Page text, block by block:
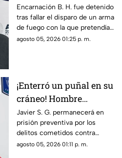
asesinar a su esposa y
la asfixia en
Chihuahua
Encarnación B. H. fue detenido
tras fallar el disparo de un arma
de fuego con la que pretendía
privar de la vida a su pareja en
agosto 05, 2026 01:25 p. m.
¡Enterró un puñal en su
cráneo! Hombre
secuestra y tortura
atrozmente a cuatro;
asesinan a uno en
Riberas del Bravo
Javier S. G. permanecerá en
prisión preventiva por los
delitos cometidos contra
cuatro personas en diciembre
agosto 05, 2026 01:11 p. m.